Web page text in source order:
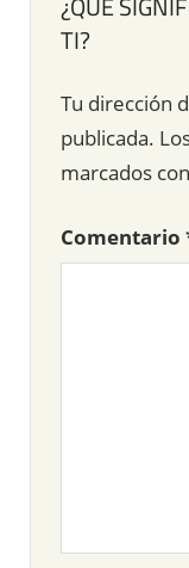
TI?
Tu dirección
publicada.
marcados con
Comentario